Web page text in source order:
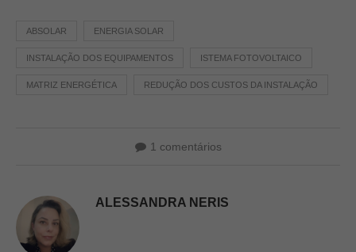
ABSOLAR ENERGIA SOLAR
INSTALAÇÃO DOS EQUIPAMENTOS ISTEMA FOTOVOLTAICO
MATRIZ ENERGÉTICA REDUÇÃO DOS CUSTOS DA INSTALAÇÃO
1 comentários
ALESSANDRA NERIS